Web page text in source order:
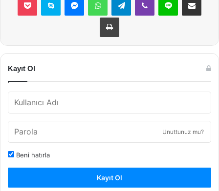
Yazdır
Kayıt Ol
Unuttunuz mu?
Beni hatırla
Kayıt Ol